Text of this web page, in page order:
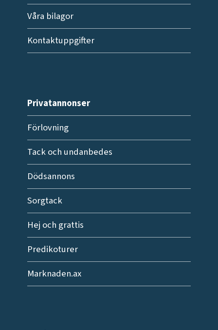
Våra bilagor
Kontaktuppgifter
Privatannonser
Förlovning
Tack och undanbedes
Dödsannons
Sorgtack
Hej och grattis
Predikoturer
Marknaden.ax